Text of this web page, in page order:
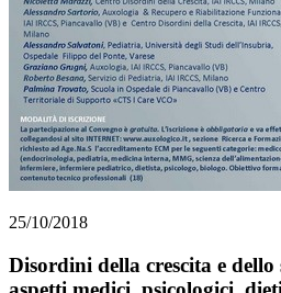
25/10/2018
Disordini della crescita e